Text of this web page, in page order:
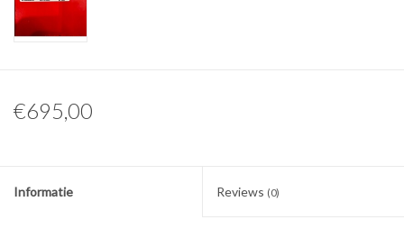
€695,00
Informatie Reviews (0)